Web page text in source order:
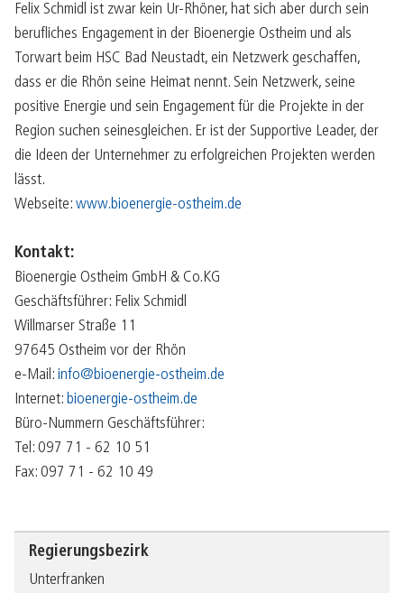
Felix Schmidl ist zwar kein Ur-Rhöner, hat sich aber durch sein
berufliches Engagement in der Bioenergie Ostheim und als
Torwart beim HSC Bad Neustadt, ein Netzwerk geschaffen,
dass er die Rhön seine Heimat nennt. Sein Netzwerk, seine
positive Energie und sein Engagement für die Projekte in der
Region suchen seinesgleichen. Er ist der Supportive Leader, der
die Ideen der Unternehmer zu erfolgreichen Projekten werden
lässt.
Webseite: www.bioenergie-ostheim.de
Kontakt:
Bioenergie Ostheim GmbH & Co.KG
Geschäftsführer: Felix Schmidl
Willmarser Straße 11
97645 Ostheim vor der Rhön
e-Mail: info@bioenergie-ostheim.de
Internet: bioenergie-ostheim.de
Büro-Nummern Geschäftsführer:
Tel: 097 71 - 62 10 51
Fax: 097 71 - 62 10 49
Regierungsbezirk
Unterfranken